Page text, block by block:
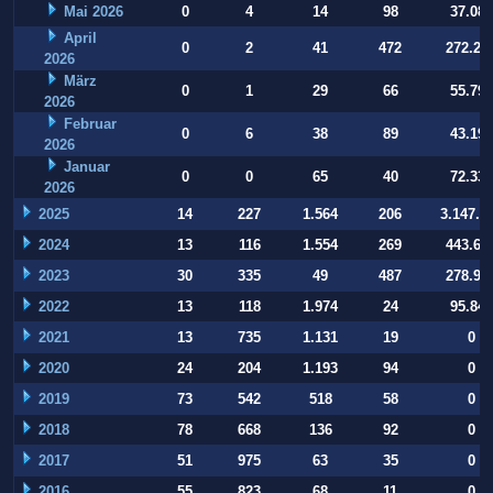
Mai 2026 0 4 14 98
37.084
April
2026
0 2 41 472
März
2026
0 1 29 66
55.794
Februar
2026
0 6 38 89
43.197
Januar
2026
0 0 65 40 72.332
2025 14 227 1.564 206
2024
13 116 1.554 269
2023
30 335 49 487
2022
13 118 1.974 24
95.847
2021
13 735 1.131 19
0
2020
24 204 1.193 94
0
2019
73 542 518 58
0
2018
78 668 136 92
0
2017
51 975 63 35
0